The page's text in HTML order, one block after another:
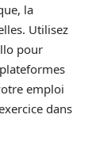
la
Utilisez
pour
emploi
dans